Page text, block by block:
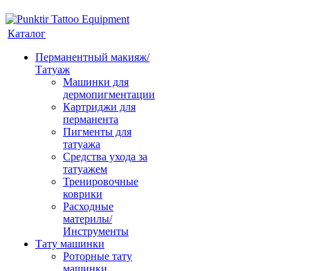
Каталог
Перманентный макияж/
Татуаж
Машинки для
дермопигментации
Картриджи для
перманента
Пигменты для
татуажа
Средства ухода за
татуажем
Тренировочные
коврики
Расходные
материлы/
Инструменты
Тату машинки
Роторные тату
машинки